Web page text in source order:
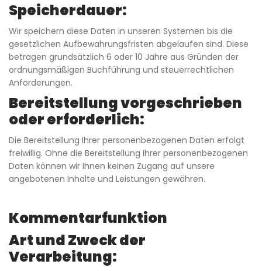
Speicherdauer:
Wir speichern diese Daten in unseren Systemen bis die
gesetzlichen Aufbewahrungsfristen abgelaufen sind. Diese
betragen grundsätzlich 6 oder 10 Jahre aus Gründen der
ordnungsmäßigen Buchführung und steuerrechtlichen
Anforderungen.
Bereitstellung vorgeschrieben
oder erforderlich:
Die Bereitstellung Ihrer personenbezogenen Daten erfolgt
freiwillig. Ohne die Bereitstellung Ihrer personenbezogenen
Daten können wir Ihnen keinen Zugang auf unsere
angebotenen Inhalte und Leistungen gewähren.
Kommentarfunktion
Art und Zweck der
Verarbeitung: